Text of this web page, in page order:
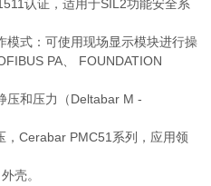
认证，适用于SIL2功能安全系
式：可使用现场显示模块进行操
PA、 FOUNDATION
和压力（Deltabar M -
Cerabar PMC51系列，应用领
壳。